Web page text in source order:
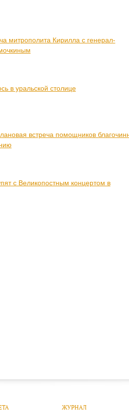
митрополита Кирилла с генерал-
в уральской столице
встреча помощников
с Великопостным концертом в
ЖУРНАЛ